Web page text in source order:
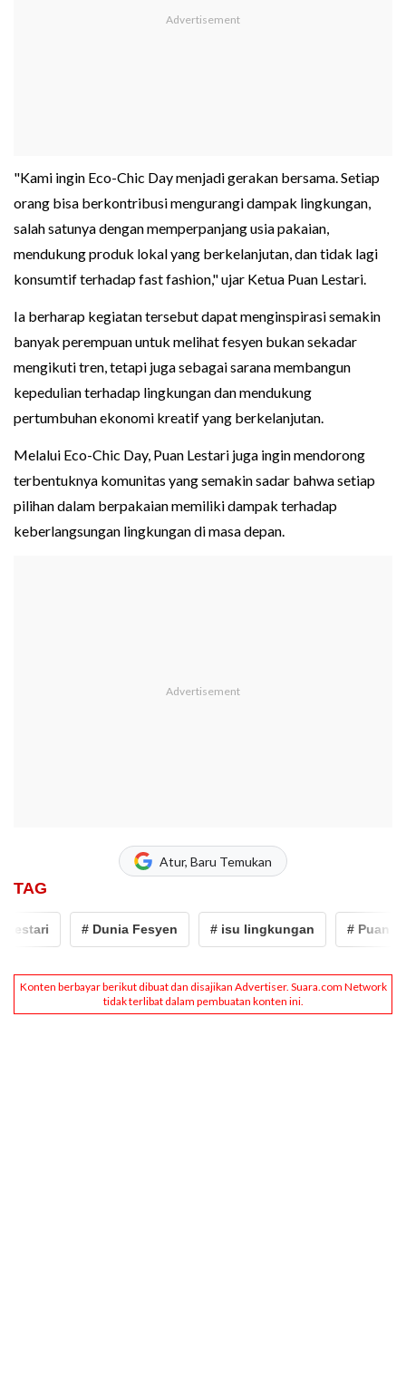
"Kami ingin Eco-Chic Day menjadi gerakan bersama. Setiap
orang bisa berkontribusi mengurangi dampak lingkungan,
salah satunya dengan memperpanjang usia pakaian,
mendukung produk lokal yang berkelanjutan, dan tidak lagi
konsumtif terhadap fast fashion," ujar Ketua Puan Lestari.
Ia berharap kegiatan tersebut dapat menginspirasi semakin
banyak perempuan untuk melihat fesyen bukan sekadar
mengikuti tren, tetapi juga sebagai sarana membangun
kepedulian terhadap lingkungan dan mendukung
pertumbuhan ekonomi kreatif yang berkelanjutan.
Melalui Eco-Chic Day, Puan Lestari juga ingin mendorong
terbentuknya komunitas yang semakin sadar bahwa setiap
pilihan dalam berpakaian memiliki dampak terhadap
keberlangsungan lingkungan di masa depan.
Atur, Baru Temukan
TAG
# Dunia Fesyen # isu lingkungan # Puan